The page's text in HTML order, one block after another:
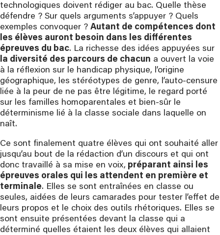
technologiques doivent rédiger au bac. Quelle thèse
défendre ? Sur quels arguments s’appuyer ? Quels
exemples convoquer ? Autant de compétences dont
les élèves auront besoin dans les différentes
épreuves du bac. La richesse des idées appuyées sur
la diversité des parcours de chacun a ouvert la voie
à la réflexion sur le handicap physique, l’origine
géographique, les stéréotypes de genre, l’auto-censure
liée à la peur de ne pas être légitime, le regard porté
sur les familles homoparentales et bien-sûr le
déterminisme lié à la classe sociale dans laquelle on
naît.
Ce sont finalement quatre élèves qui ont souhaité aller
jusqu’au bout de la rédaction d’un discours et qui ont
donc travaillé à sa mise en voix, préparant ainsi les
épreuves orales qui les attendent en première et
terminale. Elles se sont entraînées en classe ou
seules, aidées de leurs camarades pour tester l’effet de
leurs propos et le choix des outils rhétoriques. Elles se
sont ensuite présentées devant la classe qui a
déterminé quelles étaient les deux élèves qui allaient